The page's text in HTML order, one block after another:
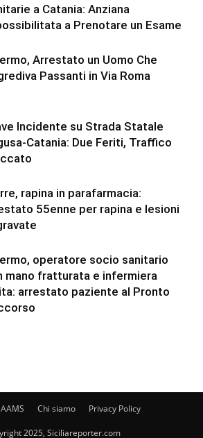
a Catania: Anziana
a Prenotare un Esame
Arrestato un Uomo Che
Passanti in Via Roma
Incidente su Strada Statale
Catania: Due Feriti, Traffico
rapina in parafarmacia:
55enne per rapina e lesioni
operatore socio sanitario
mano fratturata e infermiera
arrestato paziente al Pronto
Chi siamo Privacy Policy
2025, Siciliareporter.com